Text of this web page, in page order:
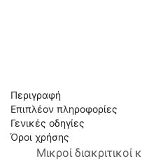
Περιγραφή
Επιπλέον πληροφορίες
Γενικές οδηγίες
Όροι χρήσης
Μικροί